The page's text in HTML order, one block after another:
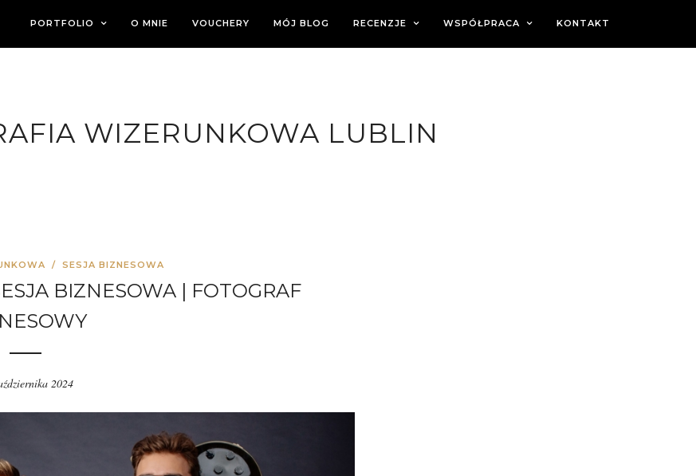
PORTFOLIO O MNIE VOUCHERY MÓJ BLOG RECENZJE WSPÓŁPRACA KONTAKT
WIZERUNKOWA LUBLIN
/ SESJA BIZNESOWA
BIZNESOWA | FOTOGRAF
2024